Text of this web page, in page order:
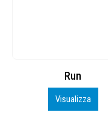
Cuffia Poliestere
Inizia a Personalizzare